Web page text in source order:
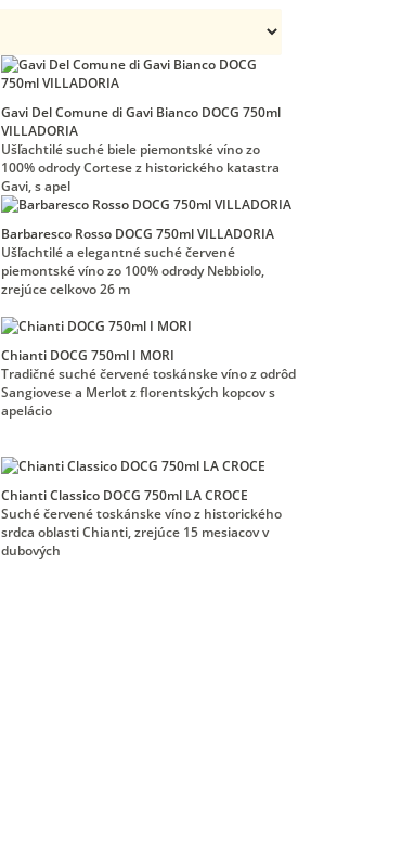
Gavi Del Comune di Gavi Bianco DOCG 750ml
VILLADORIA
Ušľachtilé suché biele piemontské víno zo
100% odrody Cortese z historického katastra
Gavi, s apel
Barbaresco Rosso DOCG 750ml VILLADORIA
Ušľachtilé a elegantné suché červené
piemontské víno zo 100% odrody Nebbiolo,
zrejúce celkovo 26 m
Chianti DOCG 750ml I MORI
Tradičné suché červené toskánske víno z odrôd
Sangiovese a Merlot z florentských kopcov s
apelácio
Chianti Classico DOCG 750ml LA CROCE
Suché červené toskánske víno z historického
srdca oblasti Chianti, zrejúce 15 mesiacov v
dubových